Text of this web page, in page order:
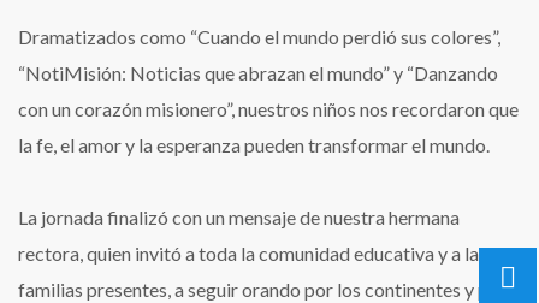
Dramatizados como “Cuando el mundo perdió sus colores”,
“NotiMisión: Noticias que abrazan el mundo” y “Danzando
con un corazón misionero”, nuestros niños nos recordaron que
la fe, el amor y la esperanza pueden transformar el mundo.
La jornada finalizó con un mensaje de nuestra hermana
rectora, quien invitó a toda la comunidad educativa y a las
familias presentes, a seguir orando por los continentes y por